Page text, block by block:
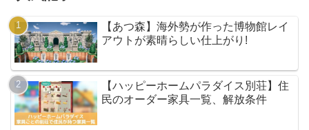
【あつ森】海外勢が作った博物館レイ
アウトが素晴らしい仕上がり!
【ハッピーホームパラダイス別荘】住
民のオーダー家具一覧、解放条件